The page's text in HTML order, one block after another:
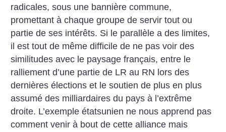
radicales, sous une bannière commune,
promettant à chaque groupe de servir tout ou
partie de ses intérêts. Si le parallèle a des limites,
il est tout de même difficile de ne pas voir des
similitudes avec le paysage français, entre le
ralliement d’une partie de LR au RN lors des
dernières élections et le soutien de plus en plus
assumé des milliardaires du pays à l’extrême
droite. L’exemple étatsunien ne nous apprend pas
comment venir à bout de cette alliance mais